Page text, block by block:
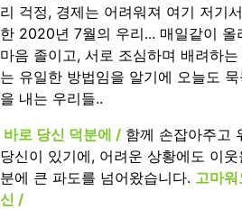
리 걱정, 경제는 어려워져 여기 저기
한 2020년 7월의 우리... 매일같이 올
마음 졸이고, 서로 조심하며 배려하
는 유일한 방법임을 알기에 오늘도
을 내는 우리들..
바로 당신 덕분에 / 함께 손잡아주고
당신이 있기에, 어려운 상황에도 이
분에 큰 파도를 넘어왔습니다. 고마
신 /